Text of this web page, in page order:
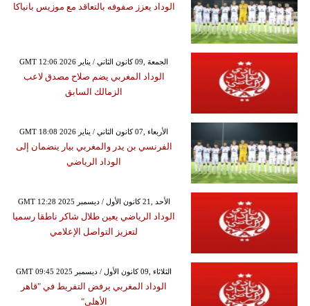
الوداد يعزز صفوفه بالتعاقد مع موزيس بانياكا
GMT 12:06 2026 الجمعة ,09 كانون الثاني / يناير
الوداد المغربي يضم صلاح مصدق لاعب
الزمالك السابق
GMT 18:08 2026 الأربعاء ,07 كانون الثاني / يناير
الفرنسي بن يدر والمغربي بيار ينضمان إلى
الوداد الرياضي
GMT 12:28 2025 الأحد ,21 كانون الأول / ديسمبر
الوداد الرياضي يعين طلال شاكر ناطقا رسميا
لتعزيز التواصل الإعلامي
GMT 09:45 2025 الثلاثاء ,09 كانون الأول / ديسمبر
الوداد المغربي يرفض التفريط في "قاهر
الأهلي"